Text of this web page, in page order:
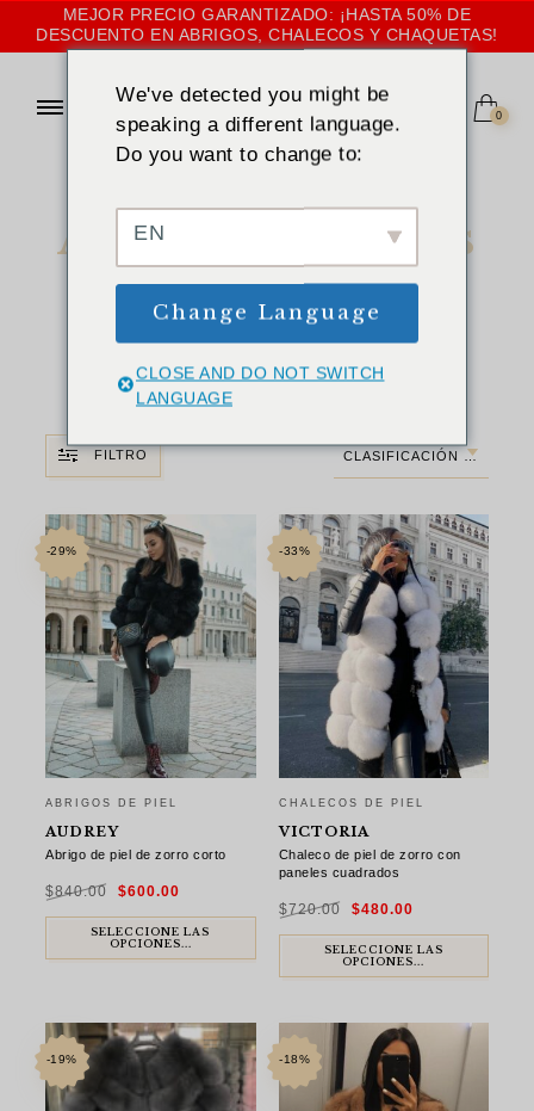
MEJOR PRECIO GARANTIZADO: ¡HASTA 50% DE
DESCUENTO EN ABRIGOS, CHALECOS Y CHAQUETAS!
0
Abrigos, chalecos
y chaquetas de
peluche para
mujer
FILTRO CLASIFICACIÓN POR DEFECTO
-29%
ABRIGOS DE PIEL
AUDREY
Abrigo de piel de zorro corto
$840.00 precio
era:
$840.00.
$600.00
es:
$600.00.
SELECCIONE LAS
OPCIONES...
-33%
CHALECOS DE PIEL
VICTORIA
Chaleco de piel de zorro con
paneles cuadrados
$720.00 precio
era:
$720.00.
$480.00precio
es:
$480.00.
SELECCIONE LAS
OPCIONES...
-19% -18%
We've detected you might be
speaking a different language.
Do you want to change to:
EN
Change Language
CLOSE AND DO NOT SWITCH
LANGUAGE